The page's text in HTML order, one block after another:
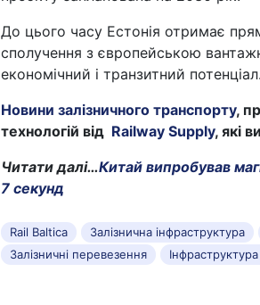
До цього часу Естонія отримає
сполучення з європейською
економічний і транзитний потенціал.
Новини залізничного транспорту,
технологій від Railway Supply, які
Читати далі…Китай випробував
7 секунд
Rail Baltica Залізнична інфраструктура
Залізничні перевезення